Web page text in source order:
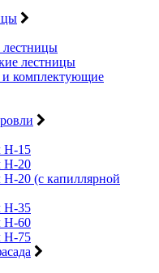
лестницы
лестницы
комплектующие
Н-15
Н-20
20 (с капиллярной
Н-35
Н-60
Н-75